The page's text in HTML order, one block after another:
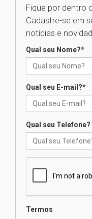
Fique por dentro
Cadastre-se em
notícias e
Qual seu Nome?*
Qual seu E-mail?*
Qual seu Telefone?
Termos